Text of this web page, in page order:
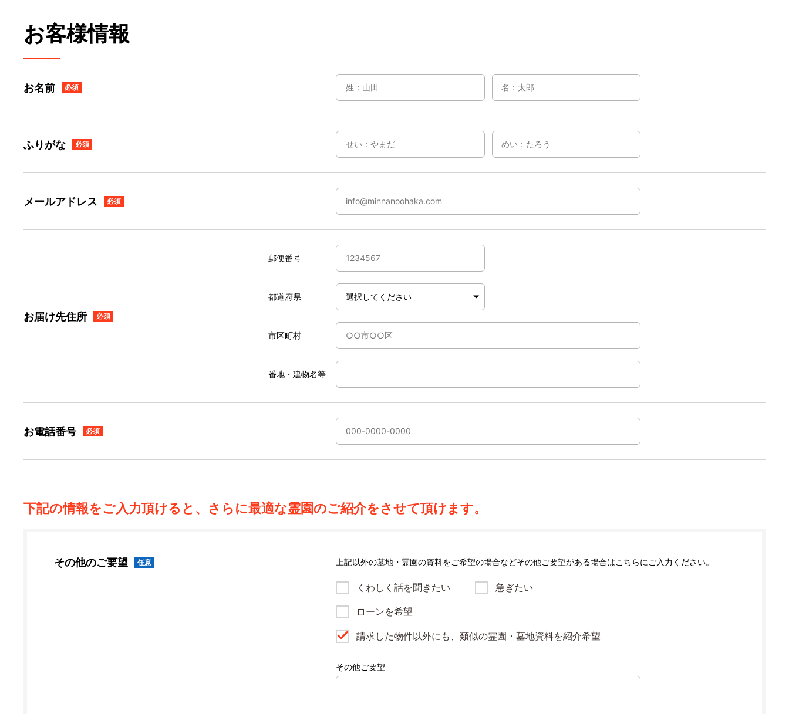
お客様情報
お名前 必須
ふりがな 必須
メールアドレス 必須
お届け先住所 必須
郵便番号
都道府県
市区町村
番地・建物名等
お電話番号 必須
下記の情報をご入力頂けると、さらに最適な霊園のご紹介をさせて頂けます。
その他のご要望 任意 上記以外の墓地・霊園の資料をご希望の場合などその他ご要望がある場合はこちらにご入力ください。
くわしく話を聞きたい 急ぎたい
ローンを希望
請求した物件以外にも、類似の霊園・墓地資料を紹介希望
その他ご要望